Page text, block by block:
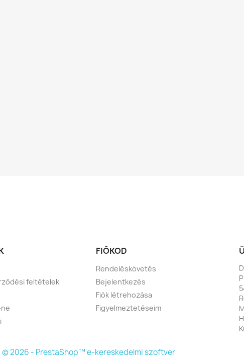
feltételek
FIÓKOD
Rendeléskövetés
Bejelentkezés
Fiók létrehozása
Figyelmeztetéseim
© 2026 - PrestaShop™ e-kereskedelmi szoftver